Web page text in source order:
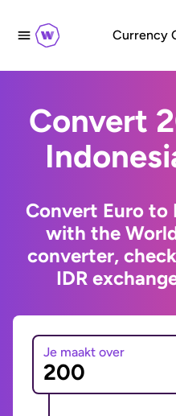
Currency
Convert
Convert Euro to
with the
converter,
IDR
Je maakt over